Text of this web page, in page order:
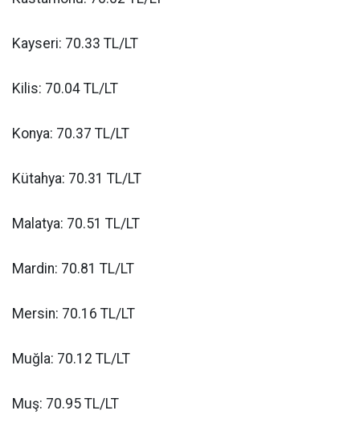
Kayseri: 70.33 TL/LT
Kilis: 70.04 TL/LT
Konya: 70.37 TL/LT
Kütahya: 70.31 TL/LT
Malatya: 70.51 TL/LT
Mardin: 70.81 TL/LT
Mersin: 70.16 TL/LT
Muğla: 70.12 TL/LT
Muş: 70.95 TL/LT